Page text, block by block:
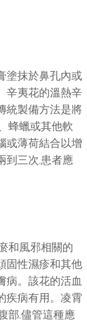
塗抹於鼻孔內或
辛夷花的溫熱辛
統製備方法是將
蜂蠟或其他軟
或薄荷結合以增
到三次,患者應
和風邪相關的
固性濕疹和其他
病。該花的活血
疾病有用。凌霄
部,儘管這種應